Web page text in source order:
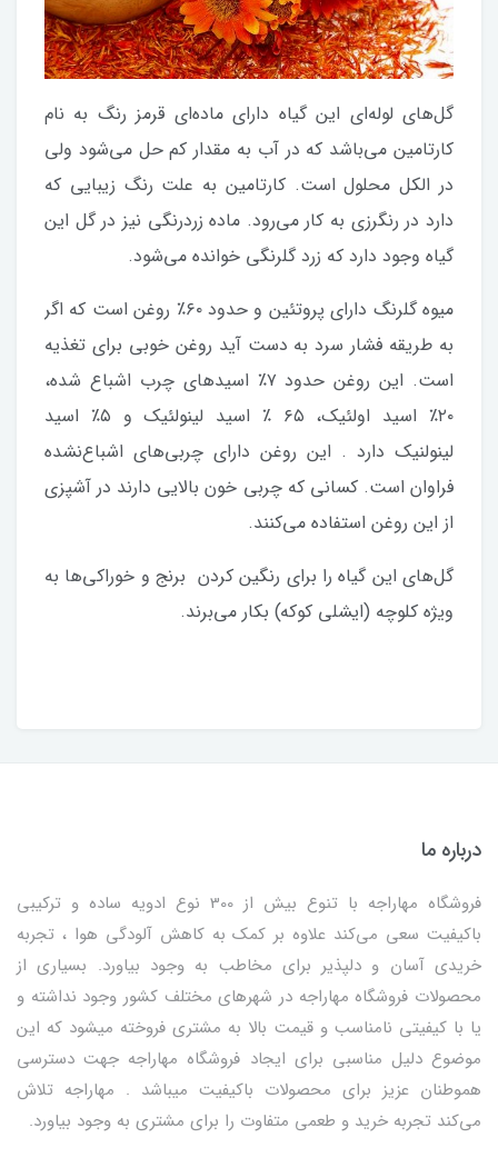
گل‌های لوله‌ای این گیاه دارای ماده‌ای قرمز رنگ به نام
کارتامین می‌باشد که در آب به مقدار کم حل می‌شود ولی
در الکل محلول است. کارتامین به علت رنگ زیبایی که
دارد در رنگرزی به کار می‌رود. ماده زردرنگی نیز در گل این
گیاه وجود دارد که زرد گلرنگی خوانده می‌شود.
میوه گلرنگ دارای پروتئین و حدود ۶۰٪ روغن است که اگر
به طریقه فشار سرد به دست آید روغن خوبی برای تغذیه
است. این روغن حدود ۷٪ اسیدهای چرب اشباع شده،
۲۰٪ اسید اولئیک، ۶۵ ٪ اسید لینولئیک و ۵٪ اسید
لینولنیک دارد . این روغن دارای چربی‌های اشباع‌نشده
فراوان است. کسانی که چربی خون بالایی دارند در آشپزی
از این روغن استفاده می‌کنند.
گل‌های این گیاه را برای رنگین کردن برنج و خوراکی‌ها به
ویژه کلوچه (ایشلی کوکه) بکار می‌برند.
درباره ما
فروشگاه مهاراجه با تنوع بیش از 300 نوع ادویه ساده و ترکیبی
باکیفیت سعی می‌کند علاوه بر کمک به کاهش آلودگی هوا ، تجربه
خریدی آسان و دلپذیر برای مخاطب به وجود بیاورد. بسیاری از
محصولات فروشگاه مهاراجه در شهرهای مختلف کشور وجود نداشته و
یا با کیفیتی نامناسب و قیمت بالا به مشتری فروخته میشود که این
موضوع دلیل مناسبی برای ایجاد فروشگاه مهاراجه جهت دسترسی
هموطنان عزیز برای محصولات باکیفیت میباشد . مهاراجه تلاش
می‌کند تجربه خرید و طعمی متفاوت را برای مشتری به وجود بیاورد.